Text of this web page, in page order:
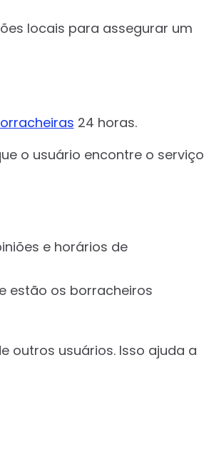
locais para assegurar um
24 horas.
o usuário encontre o serviço
e horários de
estão os borracheiros
outros usuários. Isso ajuda a